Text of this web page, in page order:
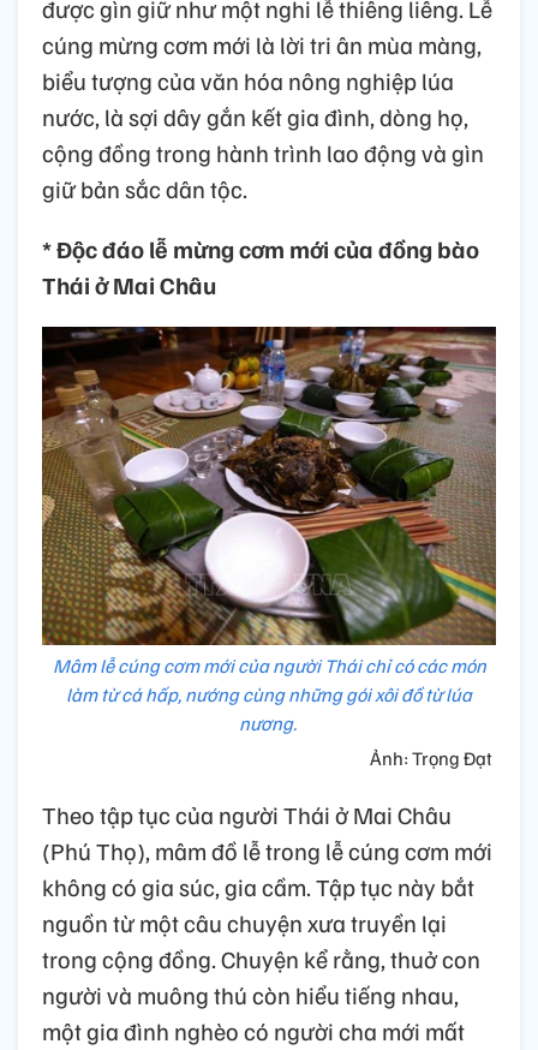
được gìn giữ như một nghi lễ thiêng liêng. Lễ
cúng mừng cơm mới là lời tri ân mùa màng,
biểu tượng của văn hóa nông nghiệp lúa
nước, là sợi dây gắn kết gia đình, dòng họ,
cộng đồng trong hành trình lao động và gìn
giữ bản sắc dân tộc.
* Độc đáo lễ mừng cơm mới của đồng bào
Thái ở Mai Châu
Mâm lễ cúng cơm mới của người Thái chỉ có các món
làm từ cá hấp, nướng cùng những gói xôi đồ từ lúa
nương.
Ảnh: Trọng Đạt
Theo tập tục của người Thái ở Mai Châu
(Phú Thọ), mâm đồ lễ trong lễ cúng cơm mới
không có gia súc, gia cầm. Tập tục này bắt
nguồn từ một câu chuyện xưa truyền lại
trong cộng đồng. Chuyện kể rằng, thuở con
người và muông thú còn hiểu tiếng nhau,
một gia đình nghèo có người cha mới mất